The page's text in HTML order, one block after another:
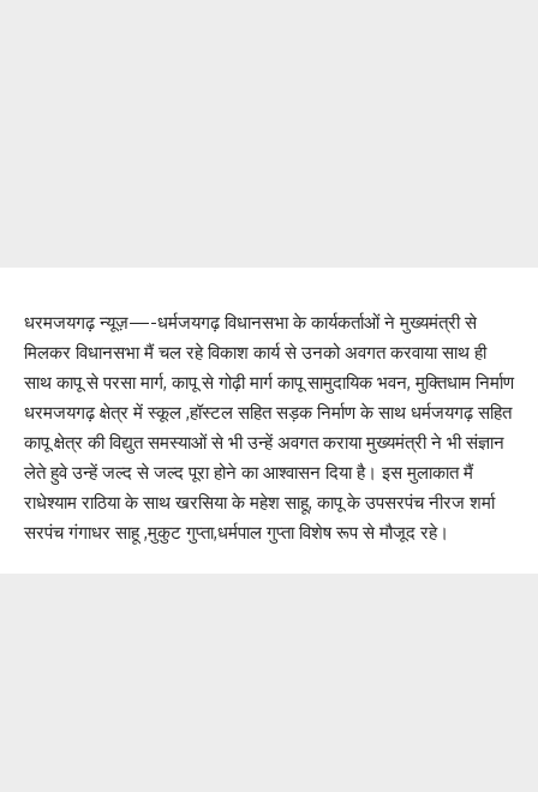
धरमजयगढ़ न्यूज़—-धर्मजयगढ़ विधानसभा के कार्यकर्ताओं ने मुख्यमंत्री से
मिलकर विधानसभा मैं चल रहे विकाश कार्य से उनको अवगत करवाया साथ ही
साथ कापू से परसा मार्ग, कापू से गोढ़ी मार्ग कापू सामुदायिक भवन, मुक्तिधाम निर्माण
धरमजयगढ़ क्षेत्र में स्कूल ,हॉस्टल सहित सड़क निर्माण के साथ धर्मजयगढ़ सहित
कापू क्षेत्र की विद्युत समस्याओं से भी उन्हें अवगत कराया मुख्यमंत्री ने भी संज्ञान
लेते हुवे उन्हें जल्द से जल्द पूरा होने का आश्वासन दिया है। इस मुलाकात मैं
राधेश्याम राठिया के साथ खरसिया के महेश साहू, कापू के उपसरपंच नीरज शर्मा
सरपंच गंगाधर साहू ,मुकुट गुप्ता,धर्मपाल गुप्ता विशेष रूप से मौजूद रहे।